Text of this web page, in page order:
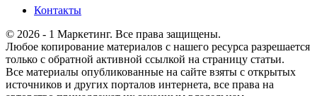
Контакты
© 2026 - 1 Маркетинг. Все права защищены.
Любое копирование материалов с нашего ресурса разрешается
только с обратной активной ссылкой на страницу статьи.
Все материалы опубликованные на сайте взяты с открытых
источников и других порталов интернета, все права на